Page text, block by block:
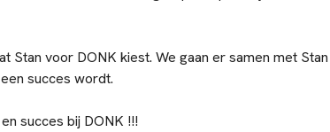
Stan voor DONK kiest. We gaan er samen met
succes wordt.
succes bij DONK !!!